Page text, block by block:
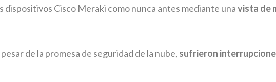
dispositivos Cisco Meraki como nunca antes mediante unavista de
de la promesa de seguridad de la nube, sufrieron